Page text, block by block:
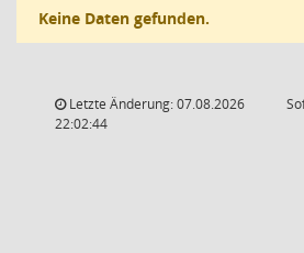
Keine Daten gefunden.
Letzte Änderung: 07.08.2026
22:02:44